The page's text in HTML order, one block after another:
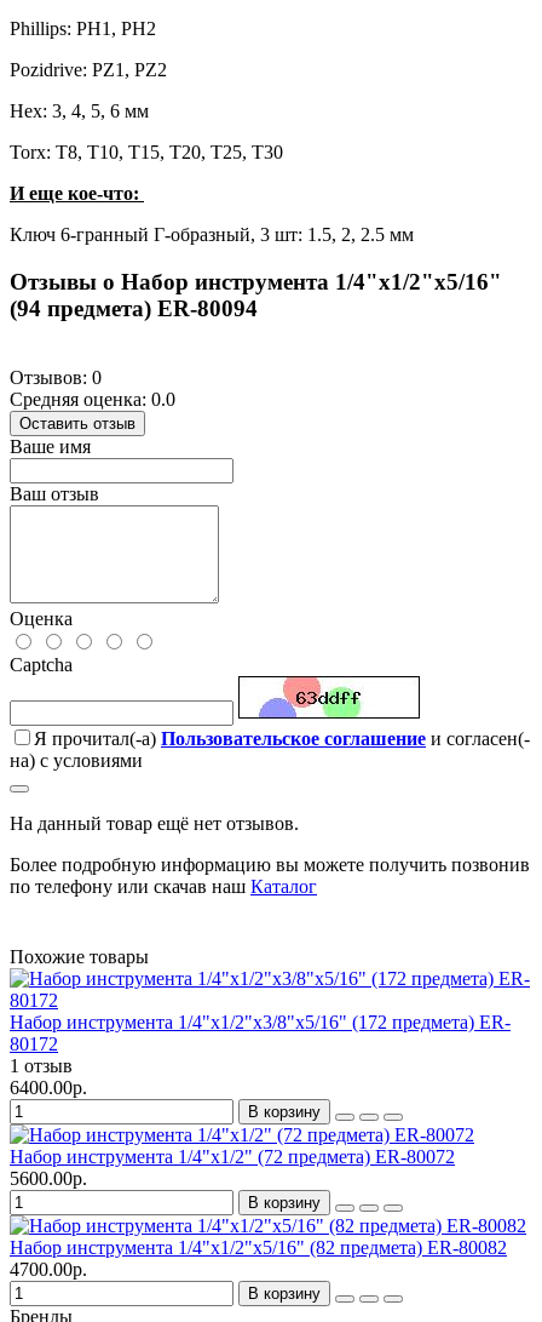
Phillips: PH1, PH2
Pozidrive: PZ1, PZ2
Hex: 3, 4, 5, 6 мм
Torx: T8, Т10, Т15, Т20, Т25, Т30
И еще кое-что:
Ключ 6-гранный Г-образный, 3 шт: 1.5, 2, 2.5 мм
Отзывы о Набор инструмента 1/4"х1/2"х5/16"
(94 предмета) ER-80094
Отзывов: 0
Средняя оценка: 0.0
Оставить отзыв
Ваше имя
Ваш отзыв
Оценка
Captcha
Я прочитал(-а) Пользовательское соглашение и согласен(-
на) с условиями
На данный товар ещё нет отзывов.
Более подробную информацию вы можете получить позвонив
по телефону или скачав наш Каталог
Похожие товары
Набор инструмента 1/4"х1/2"х3/8"х5/16" (172 предмета) ER-
80172
1 отзыв
6400.00р.
В корзину
Набор инструмента 1/4"х1/2" (72 предмета) ER-80072
5600.00р.
В корзину
Набор инструмента 1/4"х1/2"х5/16" (82 предмета) ER-80082
4700.00р.
В корзину
Бренды